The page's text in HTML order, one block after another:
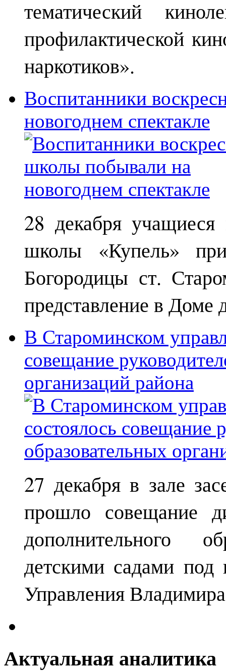
тематический
профилактической
наркотиков».
Воспитанники
новогоднем спектакле
28 декабря
школы «Купель»
Богородицы ст.
представление в Доме
В Староминском
совещание
организаций района
27 декабря в зале
прошло совещание
дополнительного
детскими садами под
Управления
Актуальная аналитика